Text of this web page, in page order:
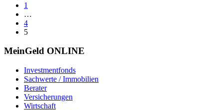
1
…
4
5
MeinGeld ONLINE
Investmentfonds
Sachwerte / Immobilien
Berater
Versicherungen
Wirtschaft